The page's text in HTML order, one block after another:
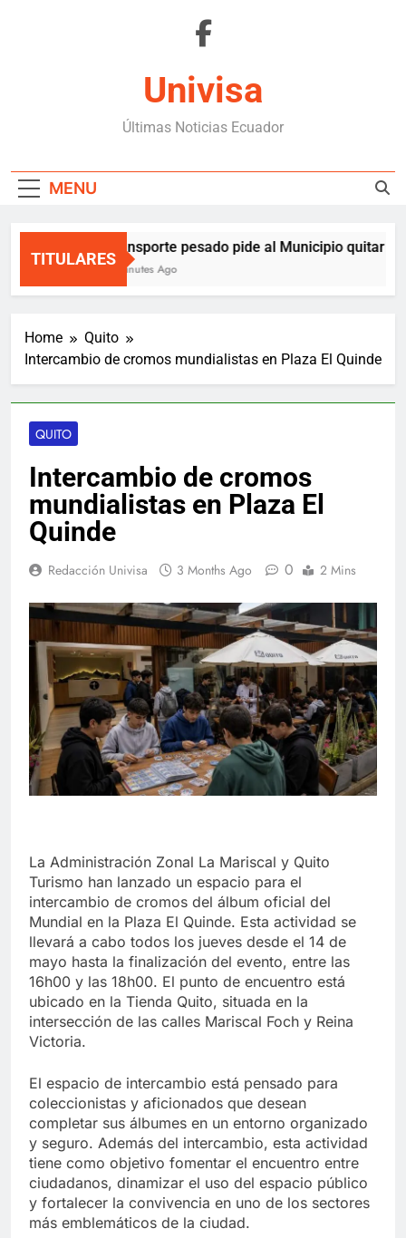
Univisa
Últimas Noticias Ecuador
MENU
TITULARES
Transporte pesado pide al Municipio quitar
4 Minutes Ago
Home
Quito
Intercambio de cromos mundialistas en Plaza El Quinde
QUITO
Intercambio de cromos
mundialistas en Plaza El
Quinde
Redacción Univisa 3 Months Ago 0 2 Mins
La Administración Zonal La Mariscal y Quito
Turismo han lanzado un espacio para el
intercambio de cromos del álbum oficial del
Mundial en la Plaza El Quinde. Esta actividad se
llevará a cabo todos los jueves desde el 14 de
mayo hasta la finalización del evento, entre las
16h00 y las 18h00. El punto de encuentro está
ubicado en la Tienda Quito, situada en la
intersección de las calles Mariscal Foch y Reina
Victoria.
El espacio de intercambio está pensado para
coleccionistas y aficionados que desean
completar sus álbumes en un entorno organizado
y seguro. Además del intercambio, esta actividad
tiene como objetivo fomentar el encuentro entre
ciudadanos, dinamizar el uso del espacio público
y fortalecer la convivencia en uno de los sectores
más emblemáticos de la ciudad.